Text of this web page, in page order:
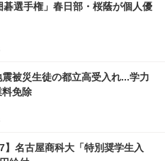
碁選手権」春日部・桜蔭が個人優
被災生徒の都立高受入れ...学力
免除
】名古屋商科大「特別奨学生入